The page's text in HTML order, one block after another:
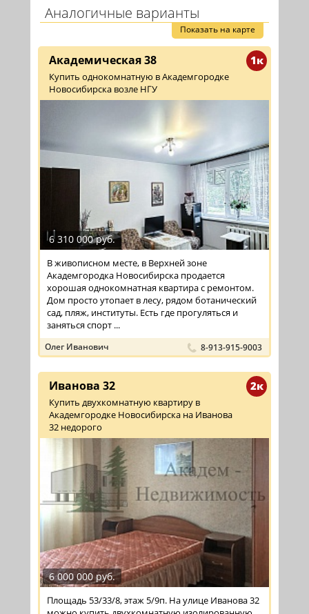
Аналогичные варианты
Показать на карте
1к
Академическая 38
Купить однокомнатную в Академгородке
Новосибирска возле НГУ
6 310 000 руб.
В живописном месте, в Верхней зоне
Академгородка Новосибирска продается
хорошая однокомнатная квартира с ремонтом.
Дом просто утопает в лесу, рядом ботанический
сад, пляж, институты. Есть где прогуляться и
заняться спорт ...
Олег Иванович 8-913-915-9003
2к
Иванова 32
Купить двухкомнатную квартиру в
Академгородке Новосибирска на Иванова
32 недорого
6 000 000 руб.
Площадь 53/33/8, этаж 5/9п. На улице Иванова 32